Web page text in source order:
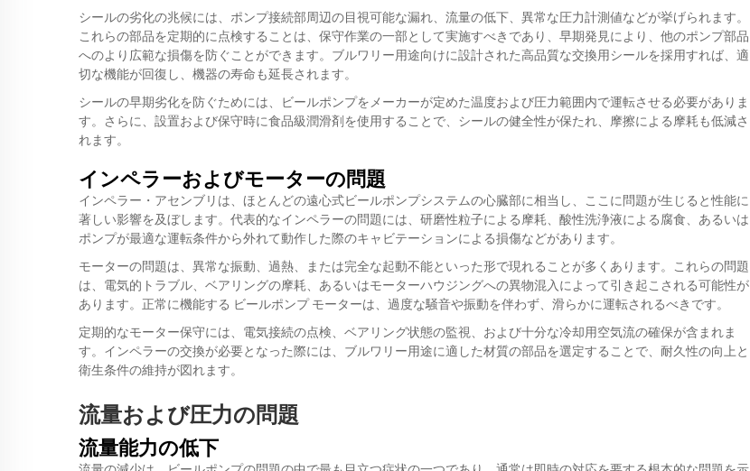
シールの劣化の兆候には、ポンプ接続部周辺の目視可能な漏れ、流量の低下、異常な圧力計測値などが挙げられます。
これらの部品を定期的に点検することは、保守作業の一部として実施すべきであり、早期発見により、他のポンプ部品
へのより広範な損傷を防ぐことができます。ブルワリー用途向けに設計された高品質な交換用シールを採用すれば、適
切な機能が回復し、機器の寿命も延長されます。
シールの早期劣化を防ぐためには、ビールポンプをメーカーが定めた温度および圧力範囲内で運転させる必要がありま
す。さらに、設置および保守時に食品級潤滑剤を使用することで、シールの健全性が保たれ、摩擦による摩耗も低減さ
れます。
インペラーおよびモーターの問題
インペラー・アセンブリは、ほとんどの遠心式ビールポンプシステムの心臓部に相当し、ここに問題が生じると性能に
著しい影響を及ぼします。代表的なインペラーの問題には、研磨性粒子による摩耗、酸性洗浄液による腐食、あるいは
ポンプが最適な運転条件から外れて動作した際のキャビテーションによる損傷などがあります。
モーターの問題は、異常な振動、過熱、または完全な起動不能といった形で現れることが多くあります。これらの問題
は、電気的トラブル、ベアリングの摩耗、あるいはモーターハウジングへの異物混入によって引き起こされる可能性が
あります。正常に機能する ビールポンプモーターは、過度な騒音や振動を伴わず、滑らかに運転されるべきです。
定期的なモーター保守には、電気接続の点検、ベアリング状態の監視、および十分な冷却用空気流の確保が含まれま
す。インペラーの交換が必要となった際には、ブルワリー用途に適した材質の部品を選定することで、耐久性の向上と
衛生条件の維持が図れます。
流量および圧力の問題
流量能力の低下